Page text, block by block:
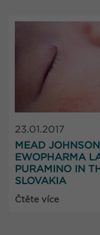
23.01.2017
MEAD
EWOPHARMA
PURAMINO IN
SLOVAKIA
Čtěte více